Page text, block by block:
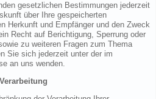
gesetzlichen Bestimmungen jederzeit
über Ihre gespeicherten
Herkunft und Empfänger und den Zweck
Recht auf Berichtigung, Sperrung oder
zu weiteren Fragen zum Thema
Sie sich jederzeit unter der im
an uns wenden.